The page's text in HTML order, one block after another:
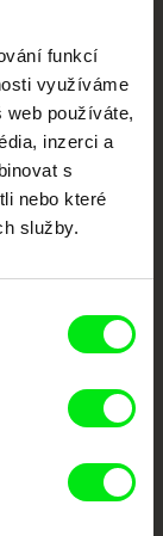
funkcí
využíváme
web používáte,
inzerci a
s
nebo které
služby.
evropských
rozmanitost a